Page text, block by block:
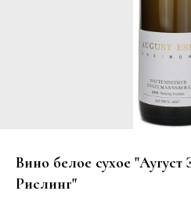
Вино белое сухое "Аугуст
Рислинг"